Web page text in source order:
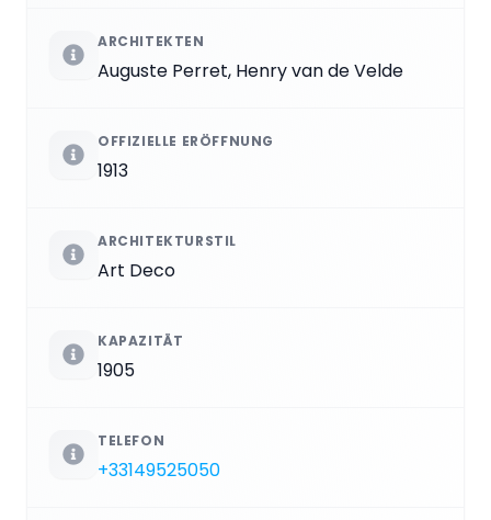
ARCHITEKTEN
Auguste Perret, Henry van de Velde
OFFIZIELLE ERÖFFNUNG
1913
ARCHITEKTURSTIL
Art Deco
KAPAZITÄT
1905
TELEFON
+33149525050